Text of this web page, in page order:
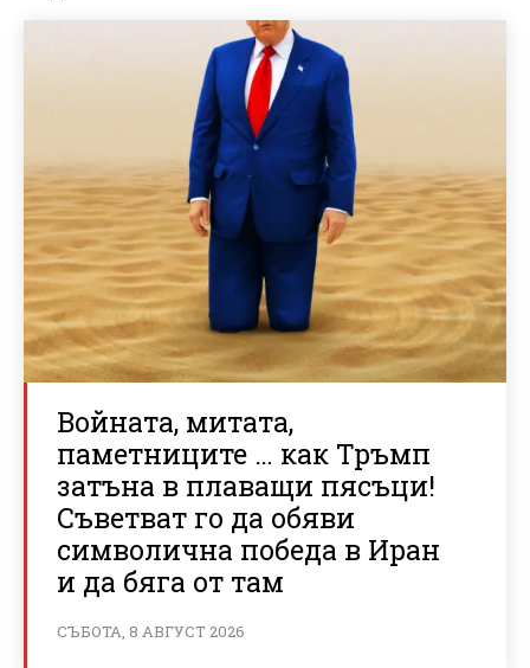
Войната, митата,
паметниците … как Тръмп
затъна в плаващи пясъци!
Съветват го да обяви
символична победа в Иран
и да бяга от там
СЪБОТА, 8 АВГУСТ 2026